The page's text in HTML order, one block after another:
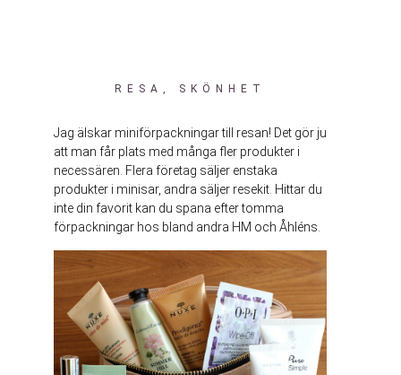
RESA SKÖNHET
Jag älskar miniförpackningar till resan! Det gör ju
att man får plats med många fler produkter i
necessären. Flera företag säljer enstaka
produkter i minisar, andra säljer resekit. Hittar du
inte din favorit kan du spana efter tomma
förpackningar hos bland andra HM och Åhléns.